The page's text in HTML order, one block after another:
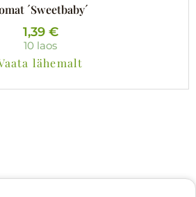
´Sweetbaby´
1,39 €
10 laos
lähemalt